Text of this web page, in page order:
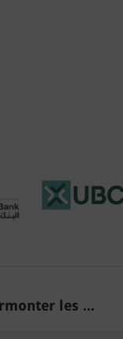
les ...